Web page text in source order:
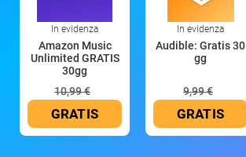
In evidenza
Amazon Music
Unlimited GRATIS
30gg
10,99 €
GRATIS
In evidenza
Audible: Gratis 30
gg
9,99 €
GRATIS